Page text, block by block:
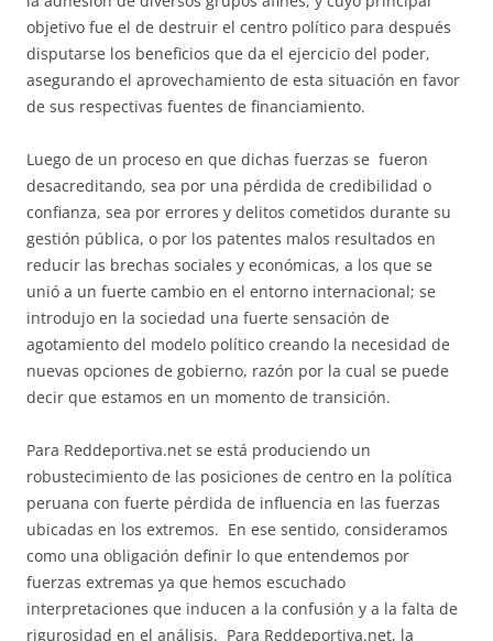
objetivo fue el de destruir el centro político para después
disputarse los beneficios que da el ejercicio del poder,
asegurando el aprovechamiento de esta situación en favor
de sus respectivas fuentes de financiamiento.
Luego de un proceso en que dichas fuerzas se fueron
desacreditando, sea por una pérdida de credibilidad o
confianza, sea por errores y delitos cometidos durante su
gestión pública, o por los patentes malos resultados en
reducir las brechas sociales y económicas, a los que se
unió a un fuerte cambio en el entorno internacional; se
introdujo en la sociedad una fuerte sensación de
agotamiento del modelo político creando la necesidad de
nuevas opciones de gobierno, razón por la cual se puede
decir que estamos en un momento de transición.
Para Reddeportiva.net se está produciendo un
robustecimiento de las posiciones de centro en la política
peruana con fuerte pérdida de influencia en las fuerzas
ubicadas en los extremos. En ese sentido, consideramos
como una obligación definir lo que entendemos por
fuerzas extremas ya que hemos escuchado
interpretaciones que inducen a la confusión y a la falta de
rigurosidad en el análisis. Para Reddeportiva.net, la